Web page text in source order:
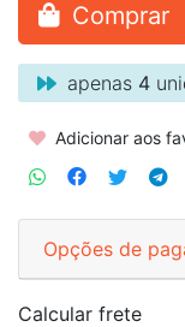
Comprar
apenas 4
Adicionar aos
Opções de
Calcular frete